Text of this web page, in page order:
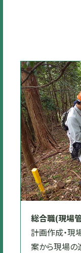
総合職(現場
計画作成・現
案から現場の